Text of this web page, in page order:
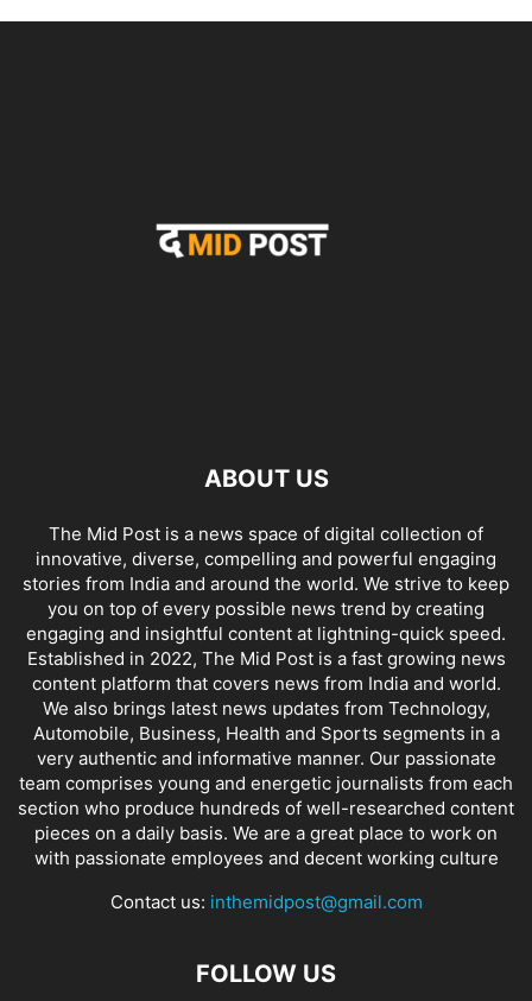
ABOUT US
The Mid Post is a news space of digital collection of
innovative, diverse, compelling and powerful engaging
stories from India and around the world. We strive to keep
you on top of every possible news trend by creating
engaging and insightful content at lightning-quick speed.
Established in 2022, The Mid Post is a fast growing news
content platform that covers news from India and world.
We also brings latest news updates from Technology,
Automobile, Business, Health and Sports segments in a
very authentic and informative manner. Our passionate
team comprises young and energetic journalists from each
section who produce hundreds of well-researched content
pieces on a daily basis. We are a great place to work on
with passionate employees and decent working culture
Contact us: inthemidpost@gmail.com
FOLLOW US